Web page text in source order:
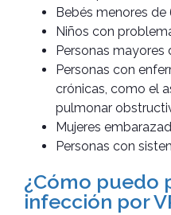
Bebés menores de
Niños con
Personas mayores
Personas con
crónicas, como el
pulmonar
Mujeres
Personas con
¿Cómo puedo
infección por